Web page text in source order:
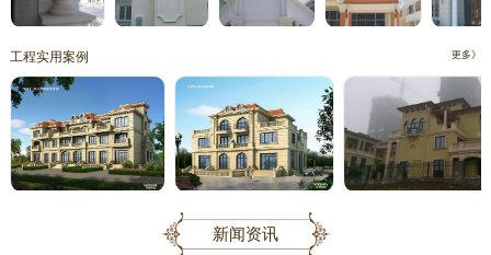
工程实用案例 更多》
新闻资讯